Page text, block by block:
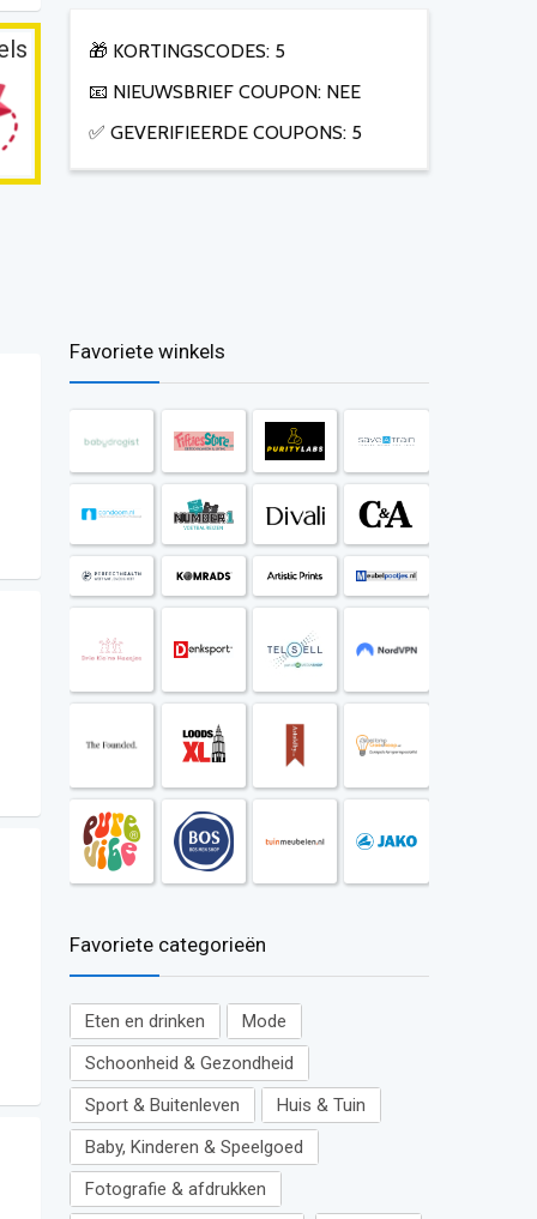
🎁 KORTINGSCODES: 5
📧 NIEUWSBRIEF COUPON: NEE
✅ GEVERIFIEERDE COUPONS: 5
Favoriete winkels
Favoriete categorieën
Eten en drinken
Mode
Schoonheid & Gezondheid
Sport & Buitenleven
Huis & Tuin
Baby, Kinderen & Speelgoed
Fotografie & afdrukken